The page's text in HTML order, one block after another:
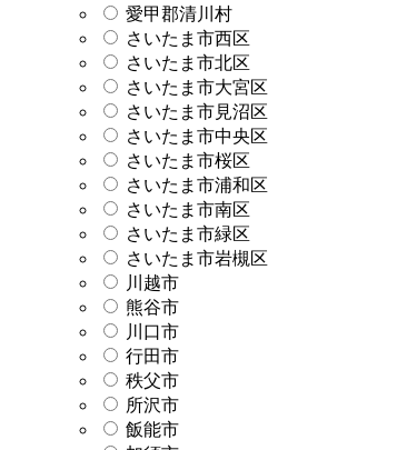
愛甲郡清川村
さいたま市西区
さいたま市北区
さいたま市大宮区
さいたま市見沼区
さいたま市中央区
さいたま市桜区
さいたま市浦和区
さいたま市南区
さいたま市緑区
さいたま市岩槻区
川越市
熊谷市
川口市
行田市
秩父市
所沢市
飯能市